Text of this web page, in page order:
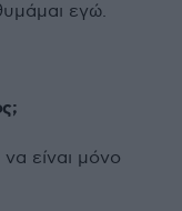
εγώ.
είναι μόνο